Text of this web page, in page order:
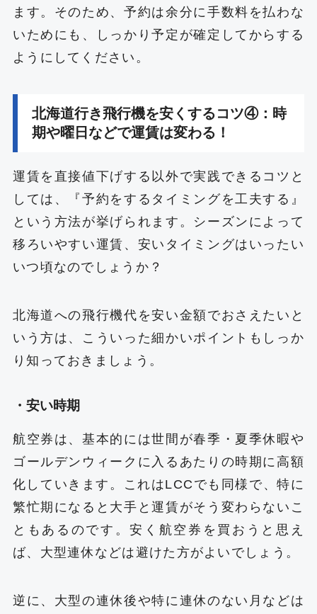
ます。そのため、予約は余分に手数料を払わな
いためにも、しっかり予定が確定してからする
ようにしてください。
北海道行き飛行機を安くするコツ④：時
期や曜日などで運賃は変わる！
運賃を直接値下げする以外で実践できるコツと
しては、『予約をするタイミングを工夫する』
という方法が挙げられます。シーズンによって
移ろいやすい運賃、安いタイミングはいったい
いつ頃なのでしょうか？
北海道への飛行機代を安い金額でおさえたいと
いう方は、こういった細かいポイントもしっか
り知っておきましょう。
・安い時期
航空券は、基本的には世間が春季・夏季休暇や
ゴールデンウィークに入るあたりの時期に高額
化していきます。これはLCCでも同様で、特に
繁忙期になると大手と運賃がそう変わらないこ
ともあるのです。安く航空券を買おうと思え
ば、大型連休などは避けた方がよいでしょう。
逆に、大型の連休後や特に連休のない月などは